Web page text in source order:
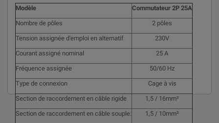
Modèle Commutateur 2P 25A
Nombre de pôles 2 pôles
Tension assignée d'emploi en alternatif 230V
Courant assigné nominal 25 A
Fréquence assignée 50/60 Hz
Type de connexion Cage à vis
Section de raccordement en câble rigide 1,5 / 16mm²
Section de raccordement en câble souple: 1,5 / 10mm²